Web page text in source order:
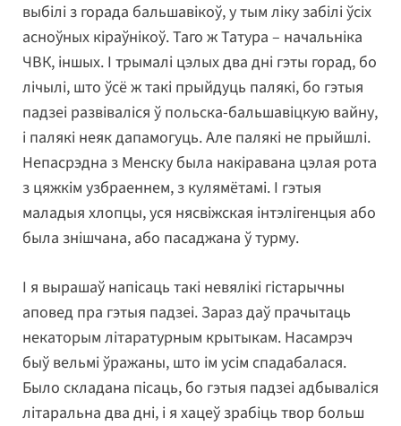
выбілі з горада бальшавікоў, у тым ліку забілі ўсіх
асноўных кіраўнікоў. Таго ж Татура – начальніка
ЧВК, іншых. І трымалі цэлых два дні гэты горад, бо
лічылі, што ўсё ж такі прыйдуць палякі, бо гэтыя
падзеі развіваліся ў польска-бальшавіцкую вайну,
і палякі неяк дапамогуць. Але палякі не прыйшлі.
Непасрэдна з Менску была накіравана цэлая рота
з цяжкім узбраеннем, з кулямётамі. І гэтыя
маладыя хлопцы, уся нясвіжская інтэлігенцыя або
была знішчана, або пасаджана ў турму.
І я вырашаў напісаць такі невялікі гістарычны
аповед пра гэтыя падзеі. Зараз даў прачытаць
некаторым літаратурным крытыкам. Насамрэч
быў вельмі ўражаны, што ім усім спадабалася.
Было складана пісаць, бо гэтыя падзеі адбываліся
літаральна два дні, і я хацеў зрабіць твор больш